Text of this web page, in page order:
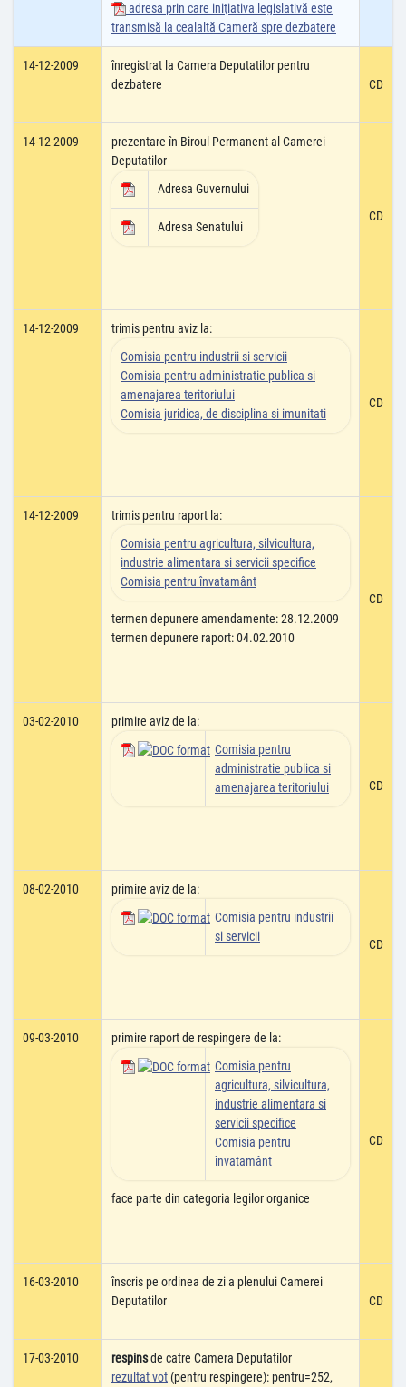
adresa prin care iniţiativa legislativă este
transmisă la cealaltă Cameră spre dezbatere
14-12-2009
înregistrat la Camera Deputatilor pentru
dezbatere
CD
14-12-2009
prezentare în Biroul Permanent al Camerei
Deputatilor
Adresa Guvernului
Adresa Senatului
CD
14-12-2009
trimis pentru aviz la:
Comisia pentru industrii si servicii
Comisia pentru administratie publica si
amenajarea teritoriului
Comisia juridica, de disciplina si imunitati
CD
14-12-2009
trimis pentru raport la:
Comisia pentru agricultura, silvicultura,
industrie alimentara si servicii specifice
Comisia pentru învatamânt
termen depunere amendamente: 28.12.2009
termen depunere raport: 04.02.2010
CD
03-02-2010
primire aviz de la:
Comisia pentru
administratie publica si
amenajarea teritoriului
CD
08-02-2010
primire aviz de la:
Comisia pentru industrii
si servicii
CD
09-03-2010
primire raport de respingere de la:
Comisia pentru
agricultura, silvicultura,
industrie alimentara si
servicii specifice
Comisia pentru
învatamânt
face parte din categoria legilor organice
CD
16-03-2010
înscris pe ordinea de zi a plenului Camerei
Deputatilor
CD
17-03-2010 respinsde catre Camera Deputatilor
rezultat vot (pentru respingere): pentru=252,